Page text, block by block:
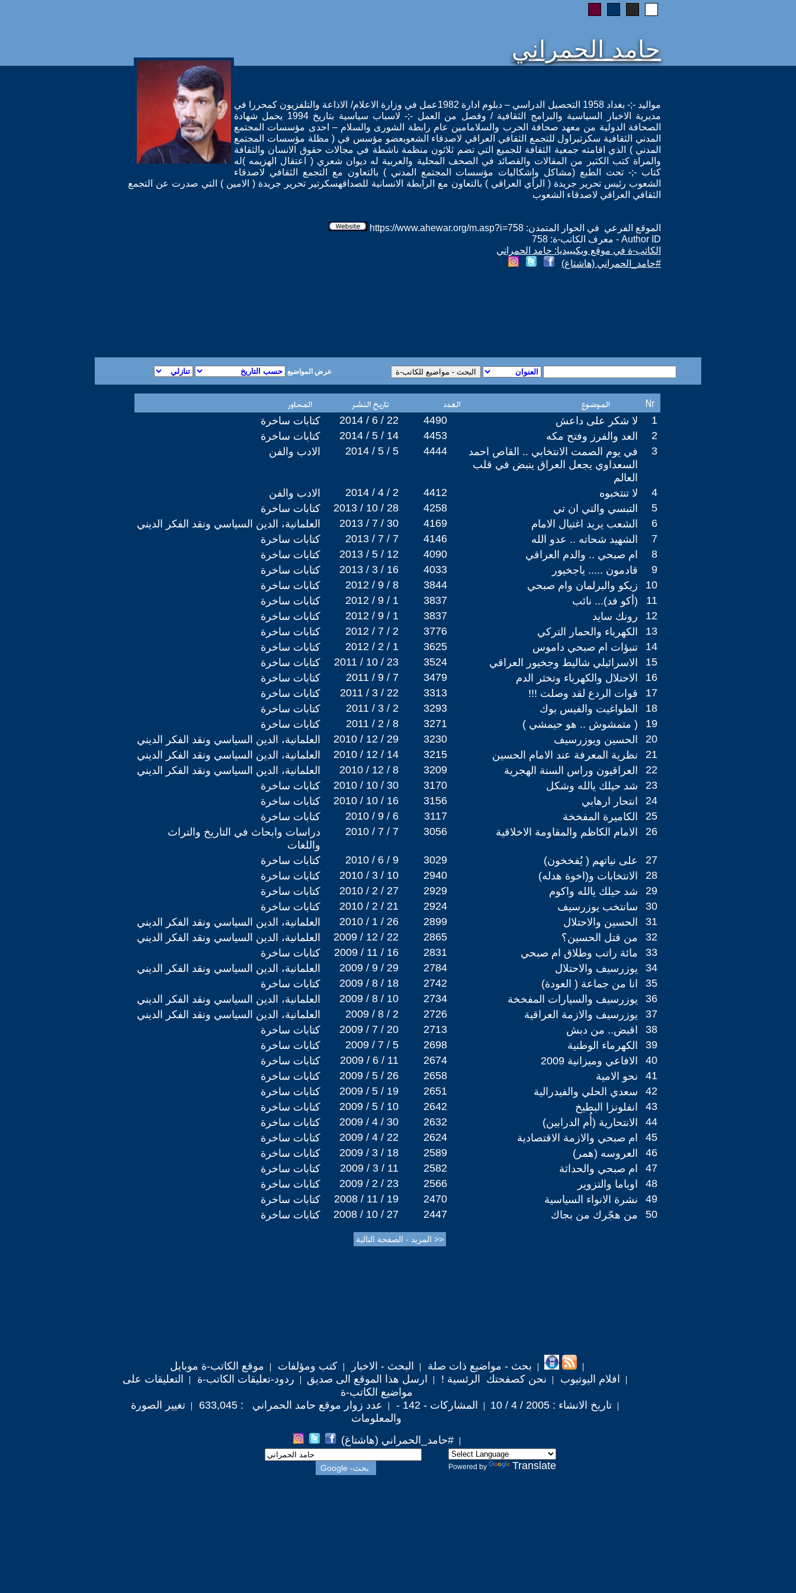
حامد الحمراني
مواليد -;- بغداد 1958 التحصيل الدراسي – دبلوم ادارة 1982عمل في وزارة الاعلام/ الاذاعة والتلفزيون كمحررا في
مديرية الاخبار السياسية والبرامج الثقافية / وفصل من العمل -;- لاسباب سياسية بتاريخ 1994 يحمل شهادة
الصحافة الدولية من معهد صحافة الحرب والسلامامين عام رابطة الشورى والسلام – احدى مؤسسات المجتمع
المدني الثقافية سكرتيراول للتجمع الثقافي العراقي لاصدقاء الشعوبعضو مؤسس في ( مظلة مؤسسات المجتمع
المدني ) الذي اقامته جمعية الثقافة للجميع التي تضم ثلاثون منظمة ناشطة في مجالات حقوق الانسان والثقافة
والمراة كتب الكثير من المقالات والقصائد في الصحف المحلية والعربية له ديوان شعري ( اعتقال الهزيمه )له
كتاب -;- تحت الطبع (مشاكل واشكاليات مؤسسات المجتمع المدني ) بالتعاون مع التجمع الثقافي لاصدقاء
الشعوب رئيس تحرير جريدة ( الرأي العراقي ) بالتعاون مع الرابطة الانسانية للصداقهسكرتير تحرير جريدة ( الامين ) التي صدرت عن التجمع
الثقافي العراقي لاصدقاء الشعوب
الموقع الفرعي في الحوار المتمدن: https://www.ahewar.org/m.asp?i=758
Author ID - معرف الكاتب-ة: 758
الكاتب-ة في موقع ويكيبيديا: حامد الحمراني
#حامد_الحمراني (هاشتاغ)
عرض المواضيع
كتابات ساخرة 2014 / 6 / 22 4490 لا شكر على داعش
1
كتابات ساخرة
2014 / 5 / 14 4453 العد والفرز وفتح مكه
2
الادب والفن
2014 / 5 / 5 4444
في يوم الصمت الانتخابي .. القاص احمد
السعداوي يجعل العراق ينبض في قلب
العالم
3
الادب والفن 2014 / 4 / 2 4412 لا تنتخبوه
4
كتابات ساخرة
2013 / 10 / 28 4258 التبسي والتي ان تي
5
العلمانية، الدين السياسي ونقد الفكر الديني
2013 / 7 / 30 4169 الشعب يريد اغتيال الامام
6
كتابات ساخرة
2013 / 7 / 7 4146 الشهيد شحاته .. عدو الله
7
كتابات ساخرة
2013 / 5 / 12 4090 ام صبحي .. والدم العراقي
8
كتابات ساخرة
2013 / 3 / 16 4033 قادمون ..... ياجخيور
9
كتابات ساخرة
2012 / 9 / 8 3844 زيكو والبرلمان وام صبحي
10
كتابات ساخرة
2012 / 9 / 1 3837 (أكو فد)... نائب
11
كتابات ساخرة
2012 / 9 / 1 3837 رونك سايد
12
كتابات ساخرة
2012 / 7 / 2 3776 الكهرباء والحمار التركي
13
كتابات ساخرة
2012 / 2 / 1 3625 تنبؤات ام صبحي داموس
14
كتابات ساخرة
2011 / 10 / 23 3524 الاسرائيلي شاليط وجخيور العراقي
15
كتابات ساخرة
2011 / 9 / 7 3479 الاحتلال والكهرباء وتخثر الدم
16
كتابات ساخرة
2011 / 3 / 22 3313 قوات الردع لقد وصلت !!!
17
كتابات ساخرة
2011 / 3 / 2 3293 الطواغيت والفيس بوك
18
كتابات ساخرة
2011 / 2 / 8 3271 ( متمشوش .. هو حيمشي )
19
العلمانية، الدين السياسي ونقد الفكر الديني
2010 / 12 / 29 3230 الحسين ويوزرسيف
20
العلمانية، الدين السياسي ونقد الفكر الديني
2010 / 12 / 14 3215 نظرية المعرفة عند الامام الحسين
21
العلمانية، الدين السياسي ونقد الفكر الديني
2010 / 12 / 8 3209 العراقيون وراس السنة الهجرية
22
كتابات ساخرة
2010 / 10 / 30 3170 شد حيلك يالله وشكل
23
كتابات ساخرة
2010 / 10 / 16 3156 انتحار ارهابي
24
كتابات ساخرة
2010 / 9 / 6 3117 الكاميرة المفخخة
25
دراسات وابحاث في التاريخ والتراث
واللغات
2010 / 7 / 7 3056 الامام الكاظم والمقاومة الاخلاقية 26
كتابات ساخرة 2010 / 6 / 9 3029 على نياتهم ( يُفخخون)
27
كتابات ساخرة
2010 / 3 / 10 2940 الانتخابات و(اخوة هدله)
28
كتابات ساخرة
2010 / 2 / 27 2929 شد حيلك يالله واكوم
29
كتابات ساخرة
2010 / 2 / 21 2924 سانتخب يوزرسيف
30
العلمانية، الدين السياسي ونقد الفكر الديني
2010 / 1 / 26 2899 الحسين والاحتلال
31
العلمانية، الدين السياسي ونقد الفكر الديني
2009 / 12 / 22 2865 من قتل الحسين؟
32
كتابات ساخرة
2009 / 11 / 16 2831 مائة راتب وطلاق ام صبحي
33
العلمانية، الدين السياسي ونقد الفكر الديني
2009 / 9 / 29 2784 يوزرسيف والاحتلال
34
كتابات ساخرة
2009 / 8 / 18 2742 انا من جماعة ( العودة)
35
العلمانية، الدين السياسي ونقد الفكر الديني
2009 / 8 / 10 2734 يوزرسيف والسيارات المفخخة
36
العلمانية، الدين السياسي ونقد الفكر الديني
2009 / 8 / 2 2726 يوزرسيف والازمة العراقية
37
كتابات ساخرة
2009 / 7 / 20 2713 اقبض.. من دبش
38
كتابات ساخرة
2009 / 7 / 5 2698 الكهرماء الوطنية
39
كتابات ساخرة
2009 / 6 / 11 2674 الافاعي وميزانية 2009
40
كتابات ساخرة
2009 / 5 / 26 2658 نحو الامية
41
كتابات ساخرة
2009 / 5 / 19 2651 سعدي الحلي والفيدرالية
42
كتابات ساخرة
2009 / 5 / 10 2642 انفلونزا البطيخ
43
كتابات ساخرة
2009 / 4 / 30 2632 الانتحارية (أُم الدرابين)
44
كتابات ساخرة
2009 / 4 / 22 2624 ام صبحي والازمة الاقتصادية
45
كتابات ساخرة
2009 / 3 / 18 2589 العروسه (همر)
46
كتابات ساخرة
2009 / 3 / 11 2582 ام صبحي والحداثة
47
كتابات ساخرة
2009 / 2 / 23 2566 اوباما والتزوير
48
كتابات ساخرة
2008 / 11 / 19 2470 نشرة الانواء السياسية
49
كتابات ساخرة
2008 / 10 / 27 2447 من هجّرك من بجاك 50
بحث - مواضيع ذات صلة البحث - الاخبار كتب ومؤلفات
موقع الكاتب-ة موبايل
افلام اليوتيوب
نحن كصفحتك الرئسية ! ارسل هذا الموقع الى صديق ردود-تعليقات الكاتب-ة
التعليقات على
مواضيع الكاتب-ة
تاريخ الانشاء : 2005 / 4 / 10
المشاركات - 142 - عدد زوار موقع حامد الحمراني : 633,045
تغيير الصورة
والمعلومات
#حامد_الحمراني (هاشتاغ)
Powered by Translate